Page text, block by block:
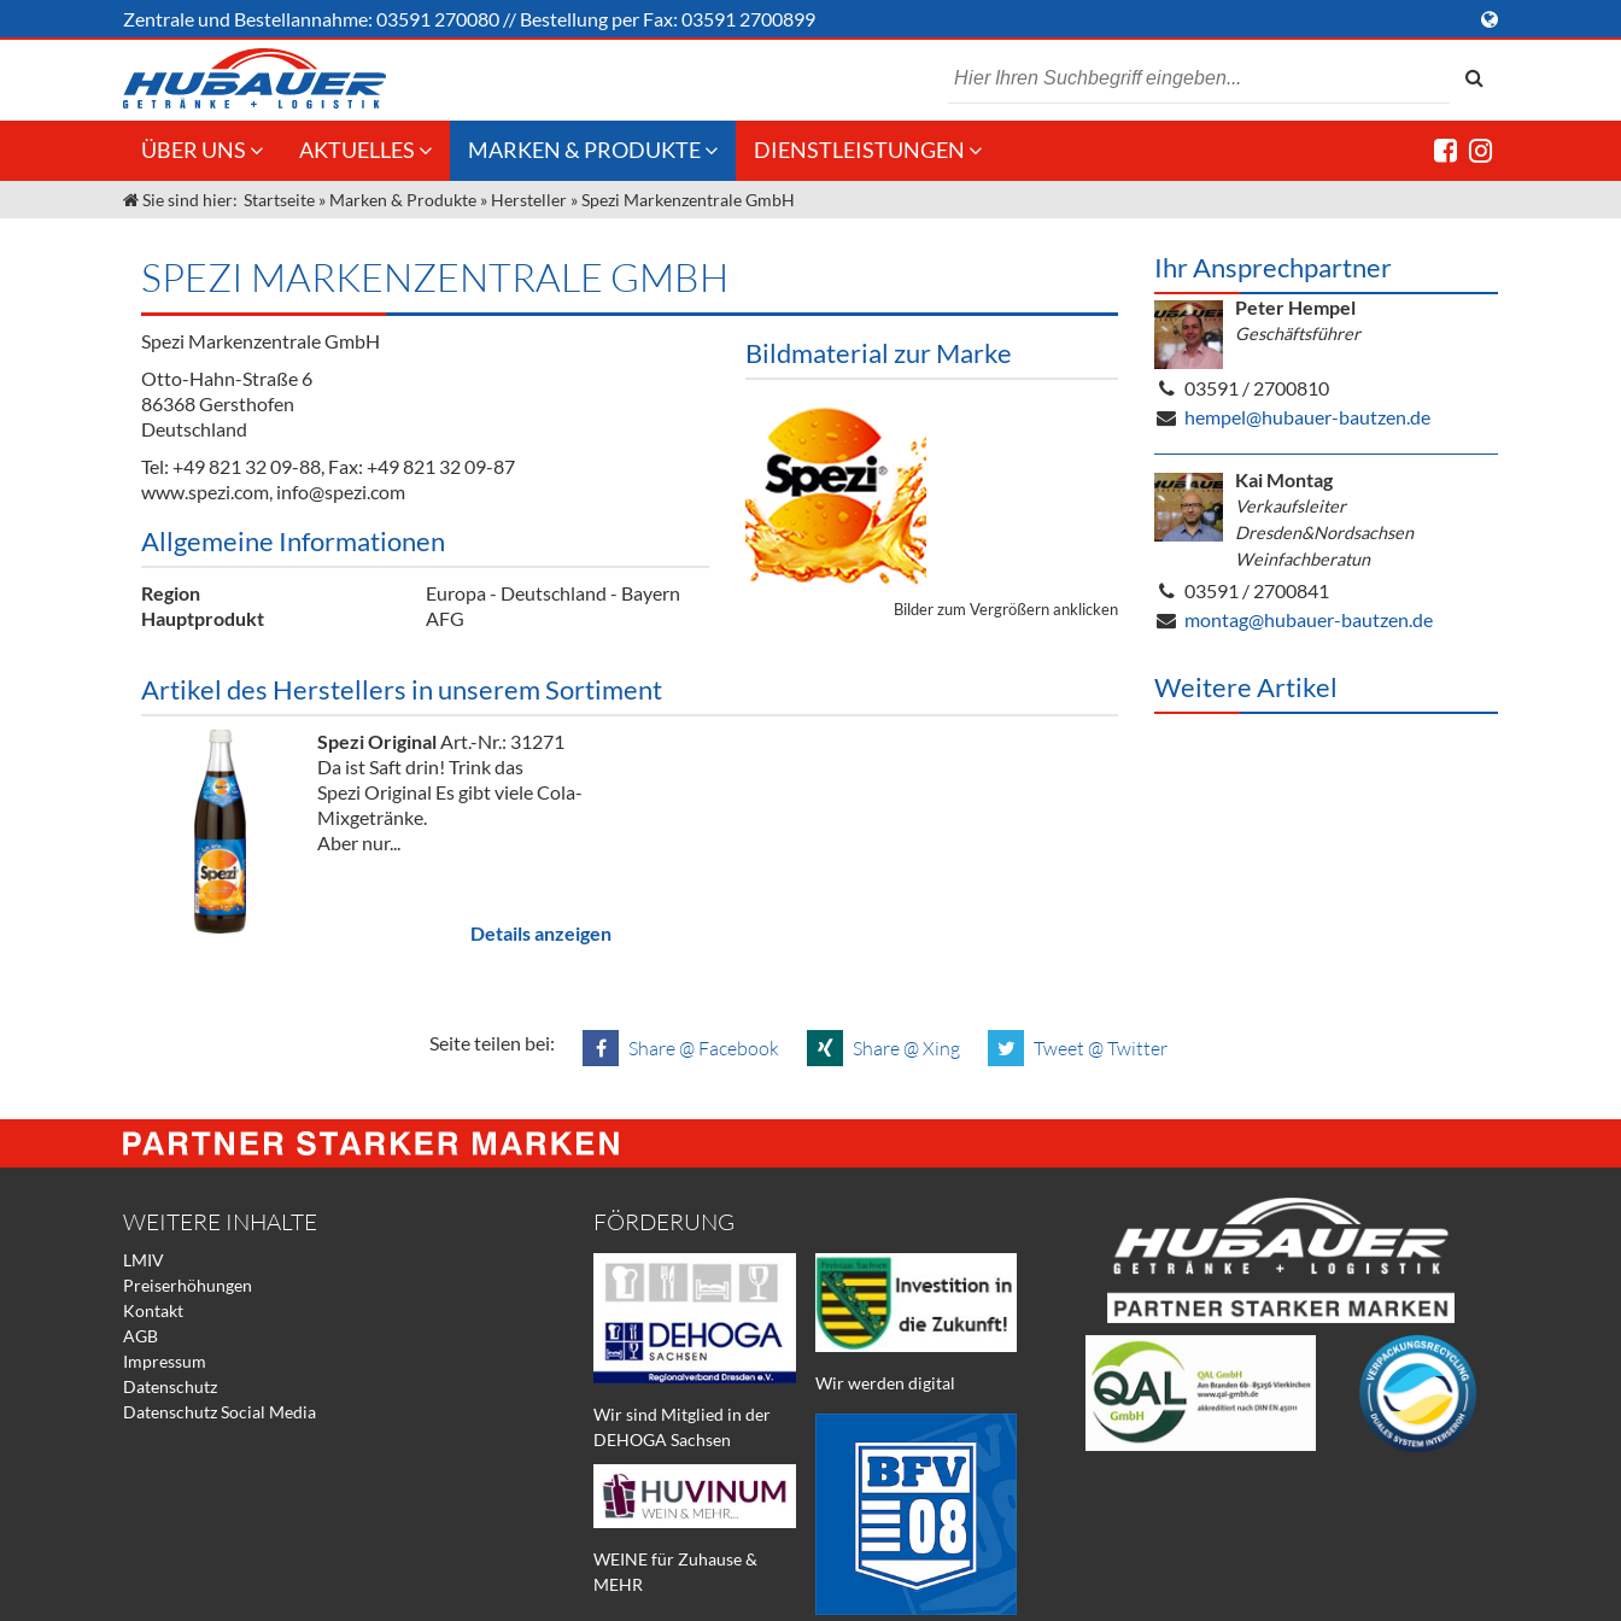
Zentrale und Bestellannahme: 03591 270080 // Bestellung per Fax: 03591 2700899
ÜBER UNS
Jobs
Unser Team
Kontakt
AKTUELLES
Angebote Gastronomie &
Gastronomie
Innovation - Die Neue Art des
Bierzapfens "DroughtMaster"
MARKEN & PRODUKTE
Weine & Schaumwein
Spirituosen
Öle & Küchenartikel
Barzubehör
Equipment
Ausschankwagen
Kühlanhänger
Theken + Zubehör
Hygieneartikel & Desinfektion
DIENSTLEISTUNGEN
Kommisionskauf &
Fremddienstleistungen
Sie sind hier: Startseite » Marken & Produkte » Hersteller »Spezi Markenzentrale GmbH
SPEZI MARKENZENTRALE GMBH
Spezi Markenzentrale GmbH
Otto-Hahn-Straße 6
86368 Gersthofen
Deutschland
Tel: +49 821 32 09-88, Fax: +49 821 32 09-87
www.spezi.com, info@spezi.com
Allgemeine Informationen
Region
Europa - Deutschland - Bayern
Hauptprodukt
AFG
Bildmaterial zur Marke
Bilder zum Vergrößern anklicken
Artikel des Herstellers in unserem Sortiment
Spezi Original Art.-Nr.: 31271
Da ist Saft drin! Trink das
Spezi Original Es gibt viele Cola-
Mixgetränke.
Aber nur...
Details anzeigen
Ihr Ansprechpartner
Peter Hempel
Geschäftsführer
03591 / 2700810
hempel@hubauer-bautzen.de
Kai Montag
Verkaufsleiter
Dresden&Nordsachsen
Weinfachberatun
03591 / 2700841
montag@hubauer-bautzen.de
Weitere Artikel
Seite teilen bei: Share @ Facebook Share @ Xing Tweet @ Twitter
WEITERE INHALTE
LMIV
Preiserhöhungen
Kontakt
AGB
Impressum
Datenschutz
Datenschutz Social Media
FÖRDERUNG
Wir sind Mitglied in der
DEHOGA Sachsen
WEINE für Zuhause &
MEHR
Wir werden digital